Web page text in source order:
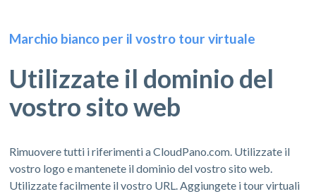
Marchio bianco per il vostro tour virtuale
Utilizzate il dominio del
vostro sito web
Rimuovere tutti i riferimenti a CloudPano.com. Utilizzate il
vostro logo e mantenete il dominio del vostro sito web.
Utilizzate facilmente il vostro URL. Aggiungete i tour virtuali